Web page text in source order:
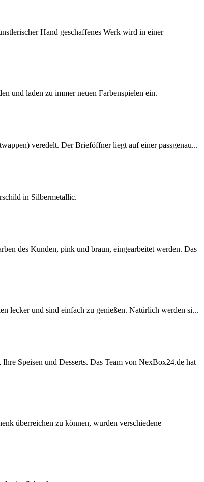
Hand geschaffenes Werk wird in einer
und laden zu immer neuen Farbenspielen ein.
veredelt. Der Brieföffner liegt auf einer passgenau...
in Silbermetallic.
des Kunden, pink und braun, eingearbeitet werden. Das
lecker und sind einfach zu genießen. Natürlich werden si...
Speisen und Desserts. Das Team von NexBox24.de hat
überreichen zu können, wurden verschiedene